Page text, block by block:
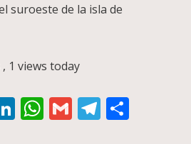
suroeste de la isla de
, 1 views today
LinkedIn
WhatsApp
Gmail